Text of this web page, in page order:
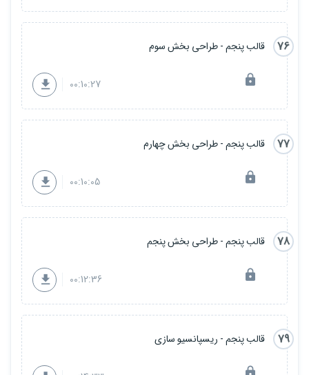
76 قالب پنجم - طراحی بخش سوم
00:10:27
77 قالب پنجم - طراحی بخش چهارم
00:10:05
78 قالب پنجم - طراحی بخش پنجم
00:12:36
79 قالب پنجم - ریسپانسیو سازی